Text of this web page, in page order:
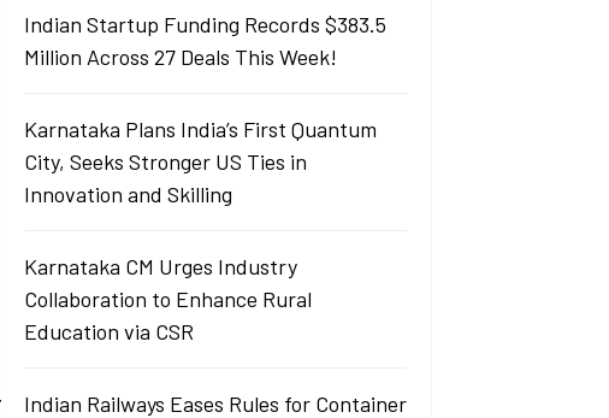
Indian Startup Funding Records $383.5
Million Across 27 Deals This Week!
Karnataka Plans India’s First Quantum
City, Seeks Stronger US Ties in
Innovation and Skilling
Karnataka CM Urges Industry
Collaboration to Enhance Rural
Education via CSR
Indian Railways Eases Rules for Container